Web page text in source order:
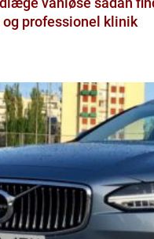
og professionel klinik